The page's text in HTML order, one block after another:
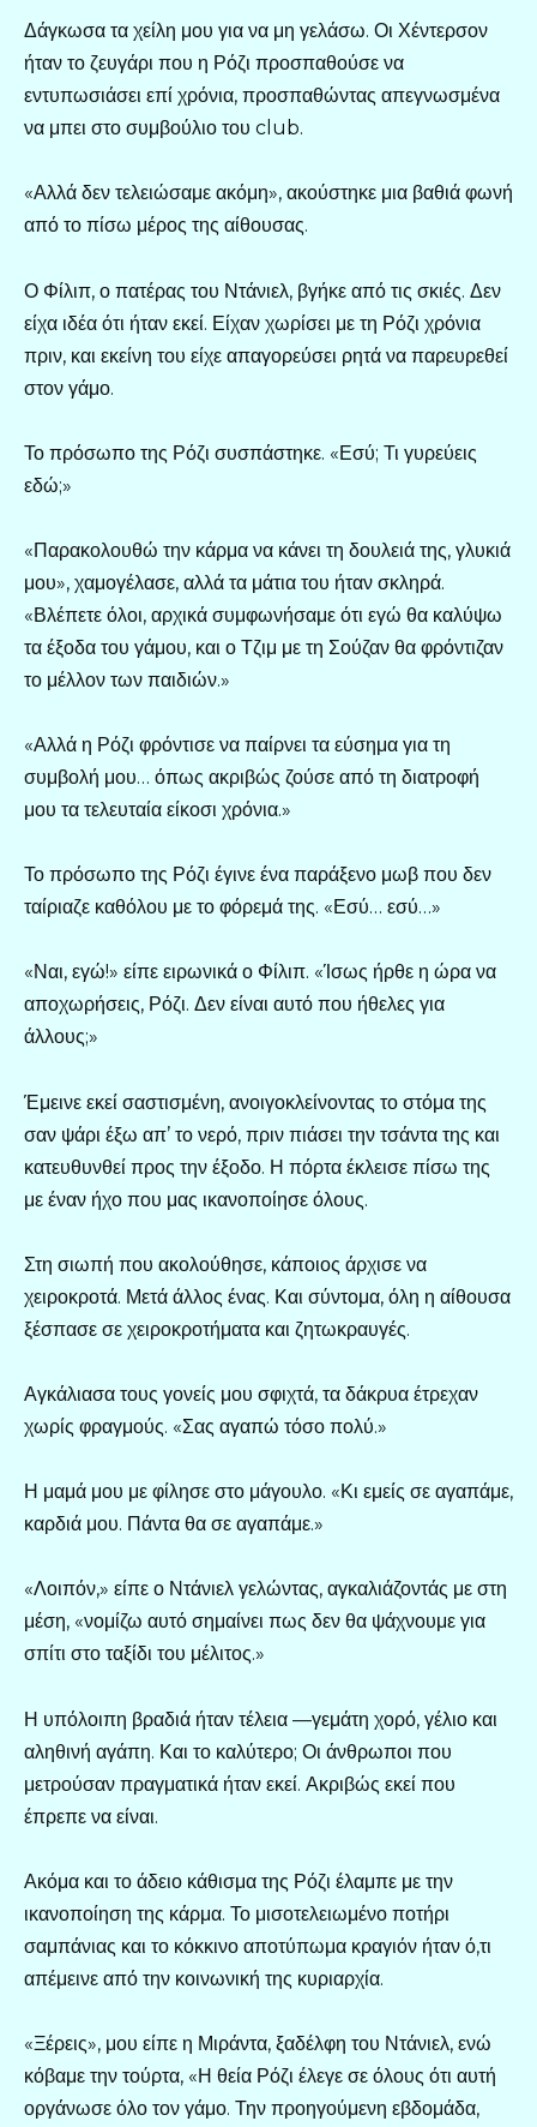
Δάγκωσα τα χείλη μου για να μη γελάσω. Οι Χέντερσον
ήταν το ζευγάρι που η Ρόζι προσπαθούσε να
εντυπωσιάσει επί χρόνια, προσπαθώντας απεγνωσμένα
να μπει στο συμβούλιο του club.
«Αλλά δεν τελειώσαμε ακόμη», ακούστηκε μια βαθιά φωνή
από το πίσω μέρος της αίθουσας.
Ο Φίλιπ, ο πατέρας του Ντάνιελ, βγήκε από τις σκιές. Δεν
είχα ιδέα ότι ήταν εκεί. Είχαν χωρίσει με τη Ρόζι χρόνια
πριν, και εκείνη του είχε απαγορεύσει ρητά να παρευρεθεί
στον γάμο.
Το πρόσωπο της Ρόζι συσπάστηκε. «Εσύ; Τι γυρεύεις
εδώ;»
«Παρακολουθώ την κάρμα να κάνει τη δουλειά της, γλυκιά
μου», χαμογέλασε, αλλά τα μάτια του ήταν σκληρά.
«Βλέπετε όλοι, αρχικά συμφωνήσαμε ότι εγώ θα καλύψω
τα έξοδα του γάμου, και ο Τζιμ με τη Σούζαν θα φρόντιζαν
το μέλλον των παιδιών.»
«Αλλά η Ρόζι φρόντισε να παίρνει τα εύσημα για τη
συμβολή μου… όπως ακριβώς ζούσε από τη διατροφή
μου τα τελευταία είκοσι χρόνια.»
Το πρόσωπο της Ρόζι έγινε ένα παράξενο μωβ που δεν
ταίριαζε καθόλου με το φόρεμά της. «Εσύ… εσύ…»
«Ναι, εγώ!» είπε ειρωνικά ο Φίλιπ. «Ίσως ήρθε η ώρα να
αποχωρήσεις, Ρόζι. Δεν είναι αυτό που ήθελες για
άλλους;»
Έμεινε εκεί σαστισμένη, ανοιγοκλείνοντας το στόμα της
σαν ψάρι έξω απ’ το νερό, πριν πιάσει την τσάντα της και
κατευθυνθεί προς την έξοδο. Η πόρτα έκλεισε πίσω της
με έναν ήχο που μας ικανοποίησε όλους.
Στη σιωπή που ακολούθησε, κάποιος άρχισε να
χειροκροτά. Μετά άλλος ένας. Και σύντομα, όλη η αίθουσα
ξέσπασε σε χειροκροτήματα και ζητωκραυγές.
Αγκάλιασα τους γονείς μου σφιχτά, τα δάκρυα έτρεχαν
χωρίς φραγμούς. «Σας αγαπώ τόσο πολύ.»
Η μαμά μου με φίλησε στο μάγουλο. «Κι εμείς σε αγαπάμε,
καρδιά μου. Πάντα θα σε αγαπάμε.»
«Λοιπόν,» είπε ο Ντάνιελ γελώντας, αγκαλιάζοντάς με στη
μέση, «νομίζω αυτό σημαίνει πως δεν θα ψάχνουμε για
σπίτι στο ταξίδι του μέλιτος.»
Η υπόλοιπη βραδιά ήταν τέλεια —γεμάτη χορό, γέλιο και
αληθινή αγάπη. Και το καλύτερο; Οι άνθρωποι που
μετρούσαν πραγματικά ήταν εκεί. Ακριβώς εκεί που
έπρεπε να είναι.
Ακόμα και το άδειο κάθισμα της Ρόζι έλαμπε με την
ικανοποίηση της κάρμα. Το μισοτελειωμένο ποτήρι
σαμπάνιας και το κόκκινο αποτύπωμα κραγιόν ήταν ό,τι
απέμεινε από την κοινωνική της κυριαρχία.
«Ξέρεις», μου είπε η Μιράντα, ξαδέλφη του Ντάνιελ, ενώ
κόβαμε την τούρτα, «Η θεία Ρόζι έλεγε σε όλους ότι αυτή
οργάνωσε όλο τον γάμο. Την προηγούμενη εβδομάδα,